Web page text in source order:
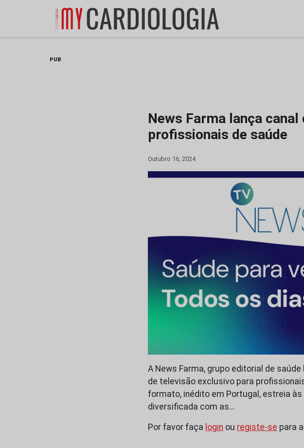
Skip
PUB
News Farma lança
profissionais de saúde
Outubro 16, 2024
A News Farma, grupo editorial de
de televisão exclusivo para
formato, inédito em Portugal, estreia
diversificada com as…
Por favor faça login ou registe-se para